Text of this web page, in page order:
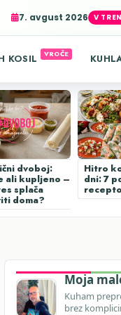
7. avgust 2026
KOSIL
dvoboj:
ali kupljeno –
splača
doma?
Hitro
dni: 7
Moja
Kuham
brez
agent
usage
LEARN